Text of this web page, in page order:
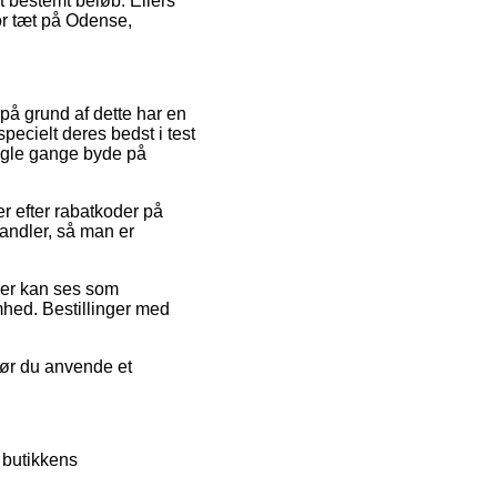
tæt på Odense,
grund af dette har en
deres bedst i test
gange byde på
efter rabatkoder på
så man er
kan ses som
Bestillinger med
du anvende et